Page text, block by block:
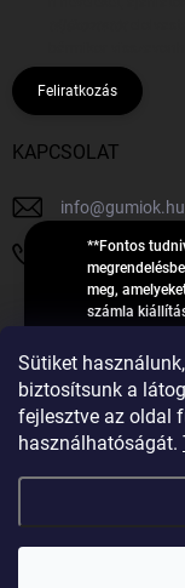
Sütiket
biztosítsunk a
fejlesztve az oldal
használhatóságát.
**Fontos
meg,
számla
**2023-ban,
számáról nem
feldolgozás
vagy
válaszolunk a
Feliratkozás
KAPCSOLAT
info@gumiok.hu
+36705429902